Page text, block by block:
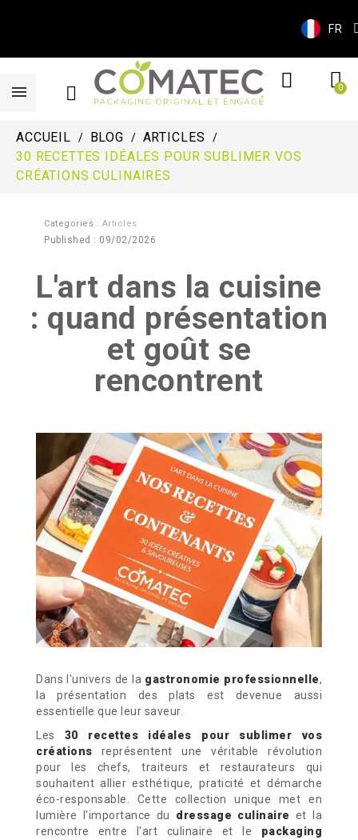
FR
ACCUEIL BLOG
ARTICLES
30 RECETTES IDÉALES POUR SUBLIMER VOS
CRÉATIONS CULINAIRES
Categories : Articles
Published : 09/02/2026
L'art dans la cuisine
: quand présentation
et goût se
rencontrent
Dans l'univers de la gastronomie professionnelle,
la présentation des plats est devenue aussi
essentielle que leur saveur.
Les 30 recettes idéales pour sublimer vos
créations représentent une véritable révolution
pour les chefs, traiteurs et restaurateurs qui
souhaitent allier esthétique, praticité et démarche
éco-responsable. Cette collection unique met en
lumière l'importance du dressage culinaire et la
rencontre entre l'art culinaire et le packaging